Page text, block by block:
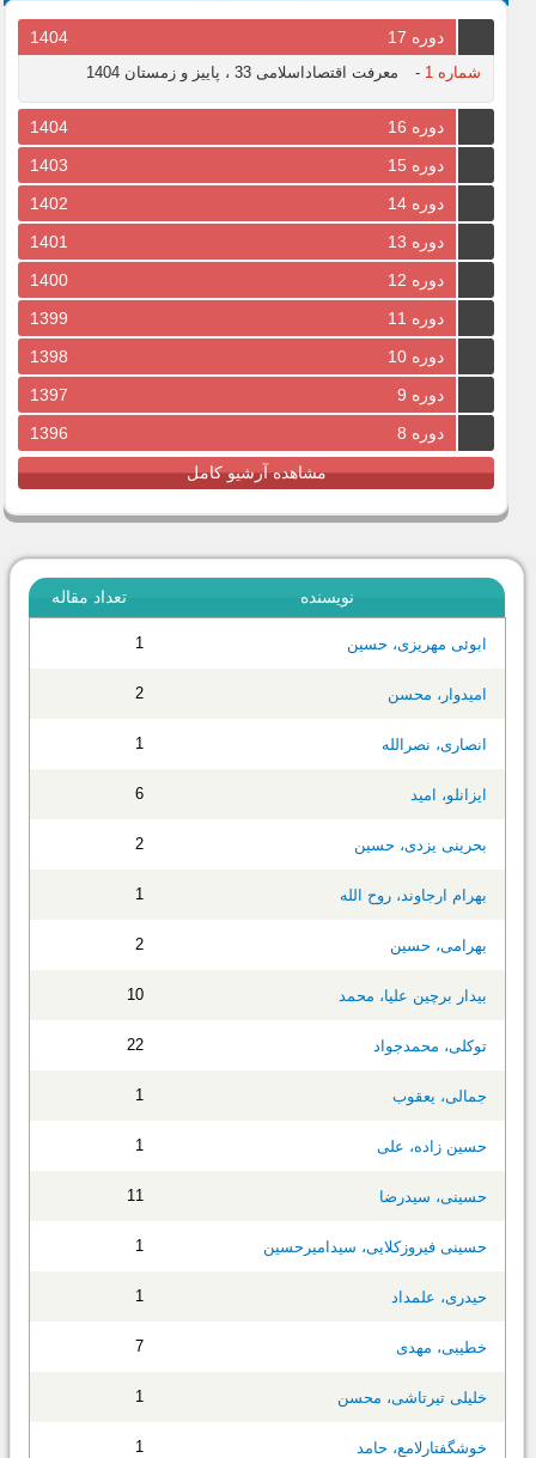
دوره 17 1404
شماره 1 - معرفت اقتصاداسلامی 33 ، پاییز و زمستان 1404
دوره 16
1404
دوره 15
1403
دوره 14
1402
دوره 13
1401
دوره 12
1400
دوره 11
1399
دوره 10
1398
دوره 9
1397
دوره 8
1396
مشاهده آرشیو کامل
نویسنده تعداد مقاله
ابوئی مهریزی، حسین 1
امیدوار، محسن 2
انصاری، نصرالله 1
ایزانلو، امید 6
بحرینی یزدی، حسین 2
بهرام ارجاوند، روح الله 1
بهرامی، حسین 2
بیدار برچین علیا، محمد 10
توکلی، محمدجواد 22
جمالی، یعقوب 1
حسین زاده، علی 1
حسینی، سیدرضا 11
حسینی فیروزکلایی، سیدامیرحسین 1
حیدری، علمداد 1
خطیبی، مهدی 7
خلیلی تیرتاشی، محسن 1
خوشگفتارلامع، حامد 1